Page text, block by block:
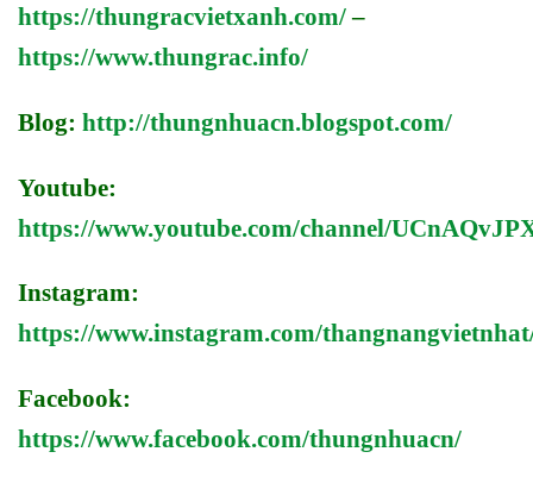
https://thungracvietxanh.com/–
https://www.thungrac.info/
Blog: http://thungnhuacn.blogspot.com/
Youtube:
https://www.youtube.com/channel/
Instagram:
https://www.instagram.com/
Facebook:
https://www.facebook.com/thungnhuacn/